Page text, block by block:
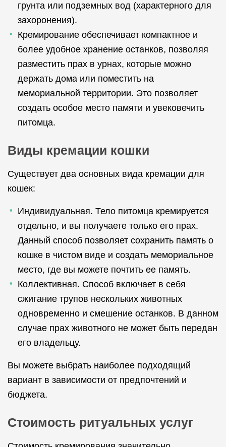
грунта или подземных вод (характерного для
захоронения).
Кремирование обеспечивает компактное и
более удобное хранение останков, позволяя
разместить прах в урнах, которые можно
держать дома или поместить на
мемориальной территории. Это позволяет
создать особое место памяти и увековечить
питомца.
Виды кремации кошки
Существует два основных вида кремации для
кошек:
Индивидуальная. Тело питомца кремируется
отдельно, и вы получаете только его прах.
Данный способ позволяет сохранить память о
кошке в чистом виде и создать мемориальное
место, где вы можете почтить ее память.
Коллективная. Способ включает в себя
сжигание трупов нескольких животных
одновременно и смешение останков. В данном
случае прах животного не может быть передан
его владельцу.
Вы можете выбрать наиболее подходящий
вариант в зависимости от предпочтений и
бюджета.
Стоимость ритуальных услуг